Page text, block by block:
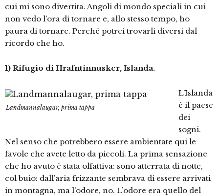
cui mi sono divertita. Angoli di mondo speciali in cui
non vedo l’ora di tornare e, allo stesso tempo, ho
paura di tornare. Perché potrei trovarli diversi dal
ricordo che ho.
1) Rifugio di Hrafntinnusker, Islanda.
Landmannalaugar, prima tappa
L’Islanda
è il paese
dei
sogni.
Nel senso che potrebbero essere ambientate qui le
favole che avete letto da piccoli. La prima sensazione
che ho avuto è stata olfattiva: sono atterrata di notte,
col buio: dall’aria frizzante sembrava di essere arrivati
in montagna, ma l’odore, no. L’odore era quello del